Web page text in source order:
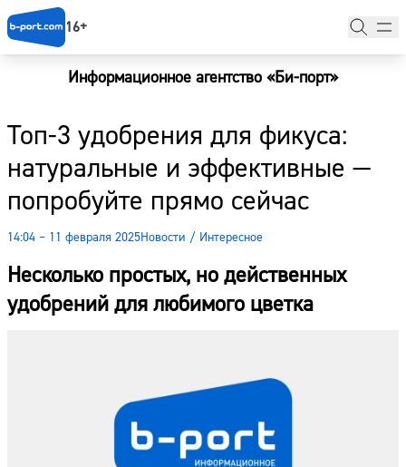
16+
Информационное агентство «Би-порт»
Топ-3 удобрения для фикуса:
натуральные и эффективные —
попробуйте прямо сейчас
14:04 – 11 февраля 2025Новости / Интересное
Несколько простых, но действенных
удобрений для любимого цветка
Новости
Наши гости
Фоторепортажи
Погода
Курсы валют